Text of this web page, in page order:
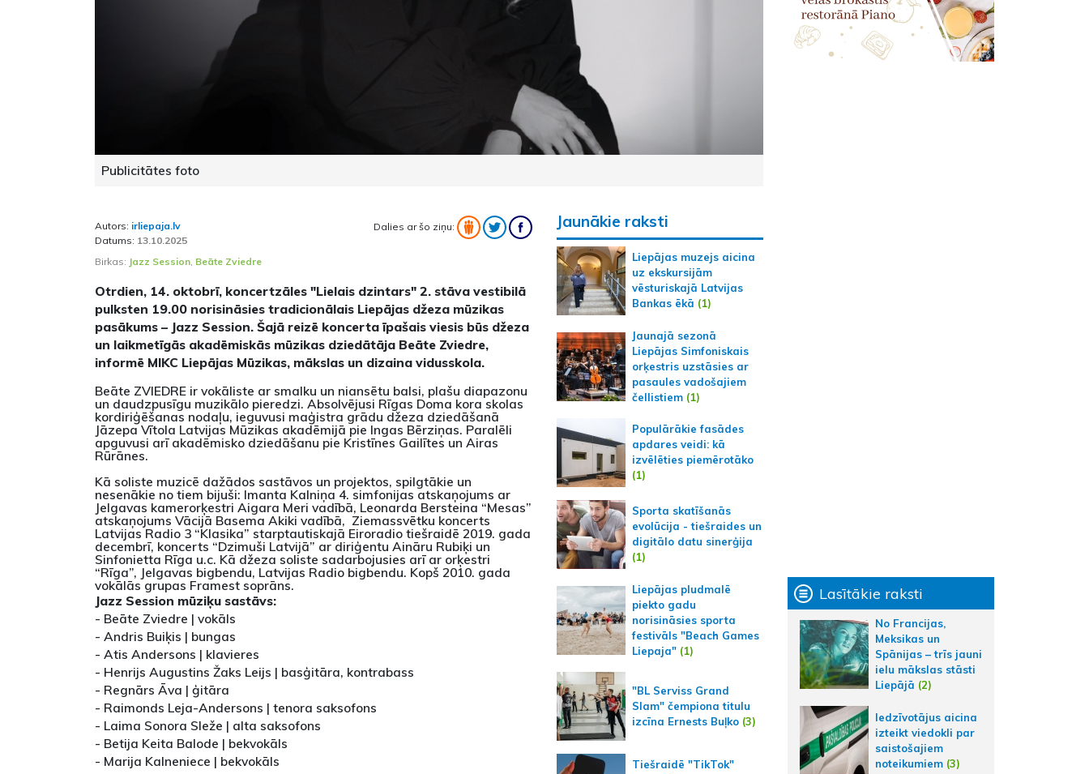
Publicitātes foto
Autors: irliepaja.lv
Datums: 13.10.2025
Dalies ar šo ziņu:
Birkas: Jazz Session Beāte Zviedre
Otrdien, 14. oktobrī, koncertzāles "Lielais dzintars" 2. stāva vestibilā
pulksten 19.00 norisināsies tradicionālais Liepājas džeza mūzikas
pasākums – Jazz Session. Šajā reizē koncerta īpašais viesis būs džeza
un laikmetīgās akadēmiskās mūzikas dziedātāja Beāte Zviedre,
informē MIKC Liepājas Mūzikas, mākslas un dizaina vidusskola.
Beāte ZVIEDRE ir vokāliste ar smalku un niansētu balsi, plašu diapazonu
un daudzpusīgu muzikālo pieredzi. Absolvējusi Rīgas Doma kora skolas
kordiriģēšanas nodaļu, ieguvusi maģistra grādu džeza dziedāšanā
Jāzepa Vītola Latvijas Mūzikas akadēmijā pie Ingas Bērziņas. Paralēli
apguvusi arī akadēmisko dziedāšanu pie Kristīnes Gailītes un Airas
Rūrānes.
Kā soliste muzicē dažādos sastāvos un projektos, spilgtākie un
nesenākie no tiem bijuši: Imanta Kalniņa 4. simfonijas atskaņojums ar
Jelgavas kamerorķestri Aigara Meri vadībā, Leonarda Bersteina “Mesas”
atskaņojums Vācijā Basema Akiki vadībā, Ziemassvētku koncerts
Latvijas Radio 3 “Klasika” starptautiskajā Eiroradio tiešraidē 2019. gada
decembrī, koncerts “Dzimuši Latvijā” ar diriģentu Aināru Rubiķi un
Sinfonietta Rīga u.c. Kā džeza soliste sadarbojusies arī ar orķestri
“Rīga”, Jelgavas bigbendu, Latvijas Radio bigbendu. Kopš 2010. gada
vokālās grupas Framest soprāns.
Jazz Session mūziķu sastāvs:
- Beāte Zviedre | vokāls
- Andris Buiķis | bungas
- Atis Andersons | klavieres
- Henrijs Augustins Žaks Leijs | basģitāra, kontrabass
- Regnārs Āva | ģitāra
- Raimonds Leja-Andersons | tenora saksofons
- Laima Sonora Sleže | alta saksofons
- Betija Keita Balode | bekvokāls
- Marija Kalneniece | bekvokāls
Jaunākie raksti
Liepājas muzejs aicina
uz ekskursijām
vēsturiskajā Latvijas
Bankas ēkā (1)
Jaunajā sezonā
Liepājas Simfoniskais
orķestris uzstāsies ar
pasaules vadošajiem
čellistiem(1)
Populārākie fasādes
apdares veidi: kā
izvēlēties piemērotāko
(1)
Sporta skatīšanās
evolūcija - tiešraides un
digitālo datu sinerģija
(1)
Liepājas pludmalē
piekto gadu
norisināsies sporta
festivāls "Beach Games
Liepaja"(1)
"BL Serviss Grand
Slam" čempiona titulu
izcīna Ernests Buļko(3)
Tiešraidē "TikTok"
Lasītākie raksti
No Francijas,
Meksikas un
Spānijas – trīs jauni
ielu mākslas stāsti
Liepājā (2)
Iedzīvotājus aicina
izteikt viedokli par
saistošajiem
noteikumiem (3)